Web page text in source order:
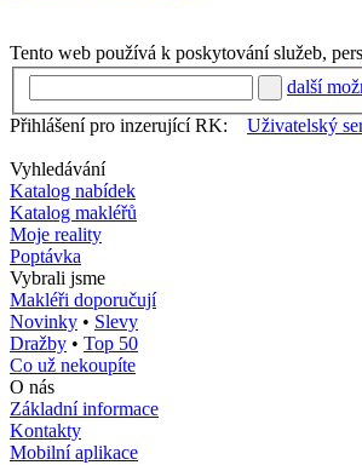
Tento web používá k poskytování služeb,
další
Přihlášení pro inzerující RK:
Uživatelský
Vyhledávání
Katalog nabídek
Katalog makléřů
Moje reality
Poptávka
Vybrali jsme
Makléři doporučují
Novinky • Slevy
Dražby • Top 50
Co už nekoupíte
O nás
Základní informace
Kontakty
Mobilní aplikace